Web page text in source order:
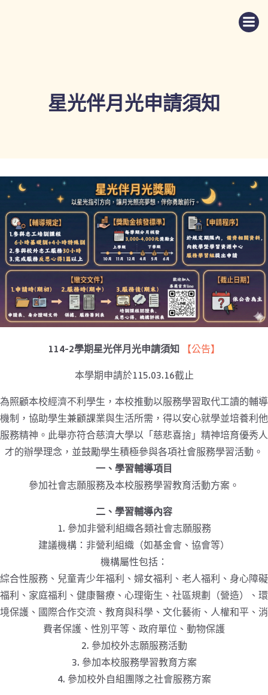
星光伴月光申請須知
114-2學期星光伴月光申請須知 【公告】
本學期申請於115.03.16截止
為照顧本校經濟不利學生，本校推動以服務學習取代工讀的輔導
機制，協助學生兼顧課業與生活所需，得以安心就學並培養利他
服務精神。此舉亦符合慈濟大學以「慈悲喜捨」精神培育優秀人
才的辦學理念，並鼓勵學生積極參與各項社會服務學習活動。
一、學習輔導項目
參加社會志願服務及本校服務學習教育活動方案。
二、學習輔導內容
1. 參加非營利組織各類社會志願服務
建議機構：非營利組織（如基金會、協會等）
機構屬性包括：
綜合性服務、兒童青少年福利、婦女福利、老人福利、身心障礙
福利、家庭福利、健康醫療、心理衛生、社區規劃（營造）、環
境保護、國際合作交流、教育與科學、文化藝術、人權和平、消
費者保護、性別平等、政府單位、動物保護
2. 參加校外志願服務活動
3. 參加本校服務學習教育方案
4. 參加校外自組團隊之社會服務方案